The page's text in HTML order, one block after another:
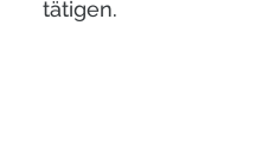
tätigen.